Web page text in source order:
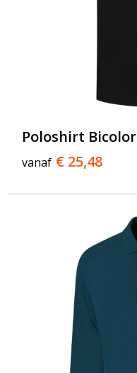
Poloshirt Bicolor
vanaf € 25,48